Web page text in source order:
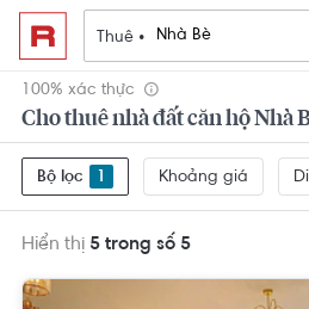
Thuê •
100% xác thực
Bộ lọc 1 Khoảng giá
Hiển thị 5 trong số 5